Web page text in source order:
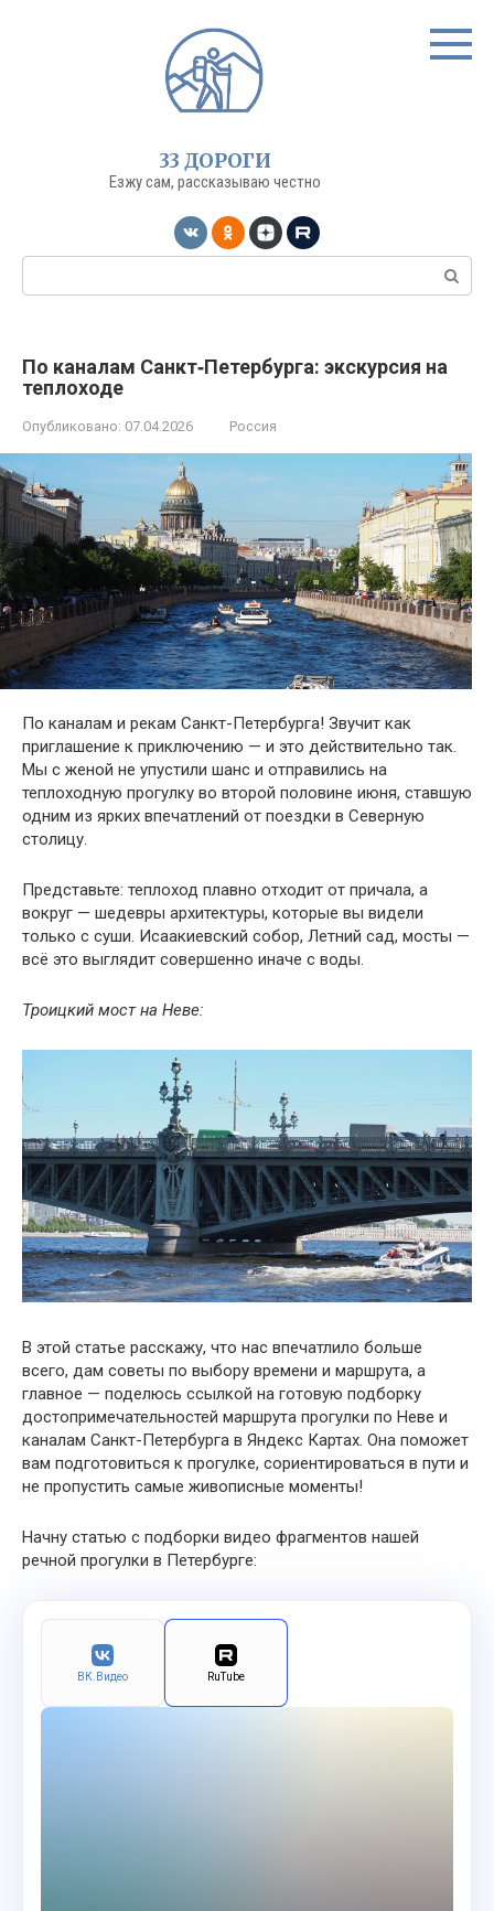
33 ДОРОГИ
Езжу сам, рассказываю честно
Поиск:
По каналам Санкт‑Петербурга: экскурсия на
теплоходе
Опубликовано: 07.04.2026 Россия
По каналам и рекам Санкт-Петербурга! Звучит как
приглашение к приключению — и это действительно так.
Мы с женой не упустили шанс и отправились на
теплоходную прогулку во второй половине июня, ставшую
одним из ярких впечатлений от поездки в Северную
столицу.
Представьте: теплоход плавно отходит от причала, а
вокруг — шедевры архитектуры, которые вы видели
только с суши. Исаакиевский собор, Летний сад, мосты —
всё это выглядит совершенно иначе с воды.
Троицкий мост на Неве:
В этой статье расскажу, что нас впечатлило больше
всего, дам советы по выбору времени и маршрута, а
главное — поделюсь ссылкой на готовую подборку
достопримечательностей маршрута прогулки по Неве и
каналам Санкт-Петербурга в Яндекс Картах. Она поможет
вам подготовиться к прогулке, сориентироваться в пути и
не пропустить самые живописные моменты!
Начну статью с подборки видео фрагментов нашей
речной прогулки в Петербурге:
ВК.Видео RuTube